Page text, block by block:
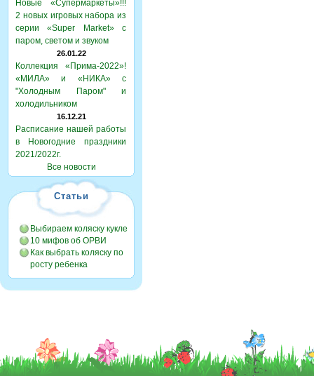
Новые «Супермаркеты»!!!
2 новых игровых набора из
серии «Super Market» с
паром, светом и звуком
26.01.22
Коллекция «Прима-2022»!
«МИЛА» и «НИКА» с
"Холодным Паром" и
холодильником
16.12.21
Расписание нашей работы
в Новогодние праздники
2021/2022г.
Все новости
Статьи
Выбираем коляску кукле
10 мифов об ОРВИ
Как выбрать коляску по
росту ребенка